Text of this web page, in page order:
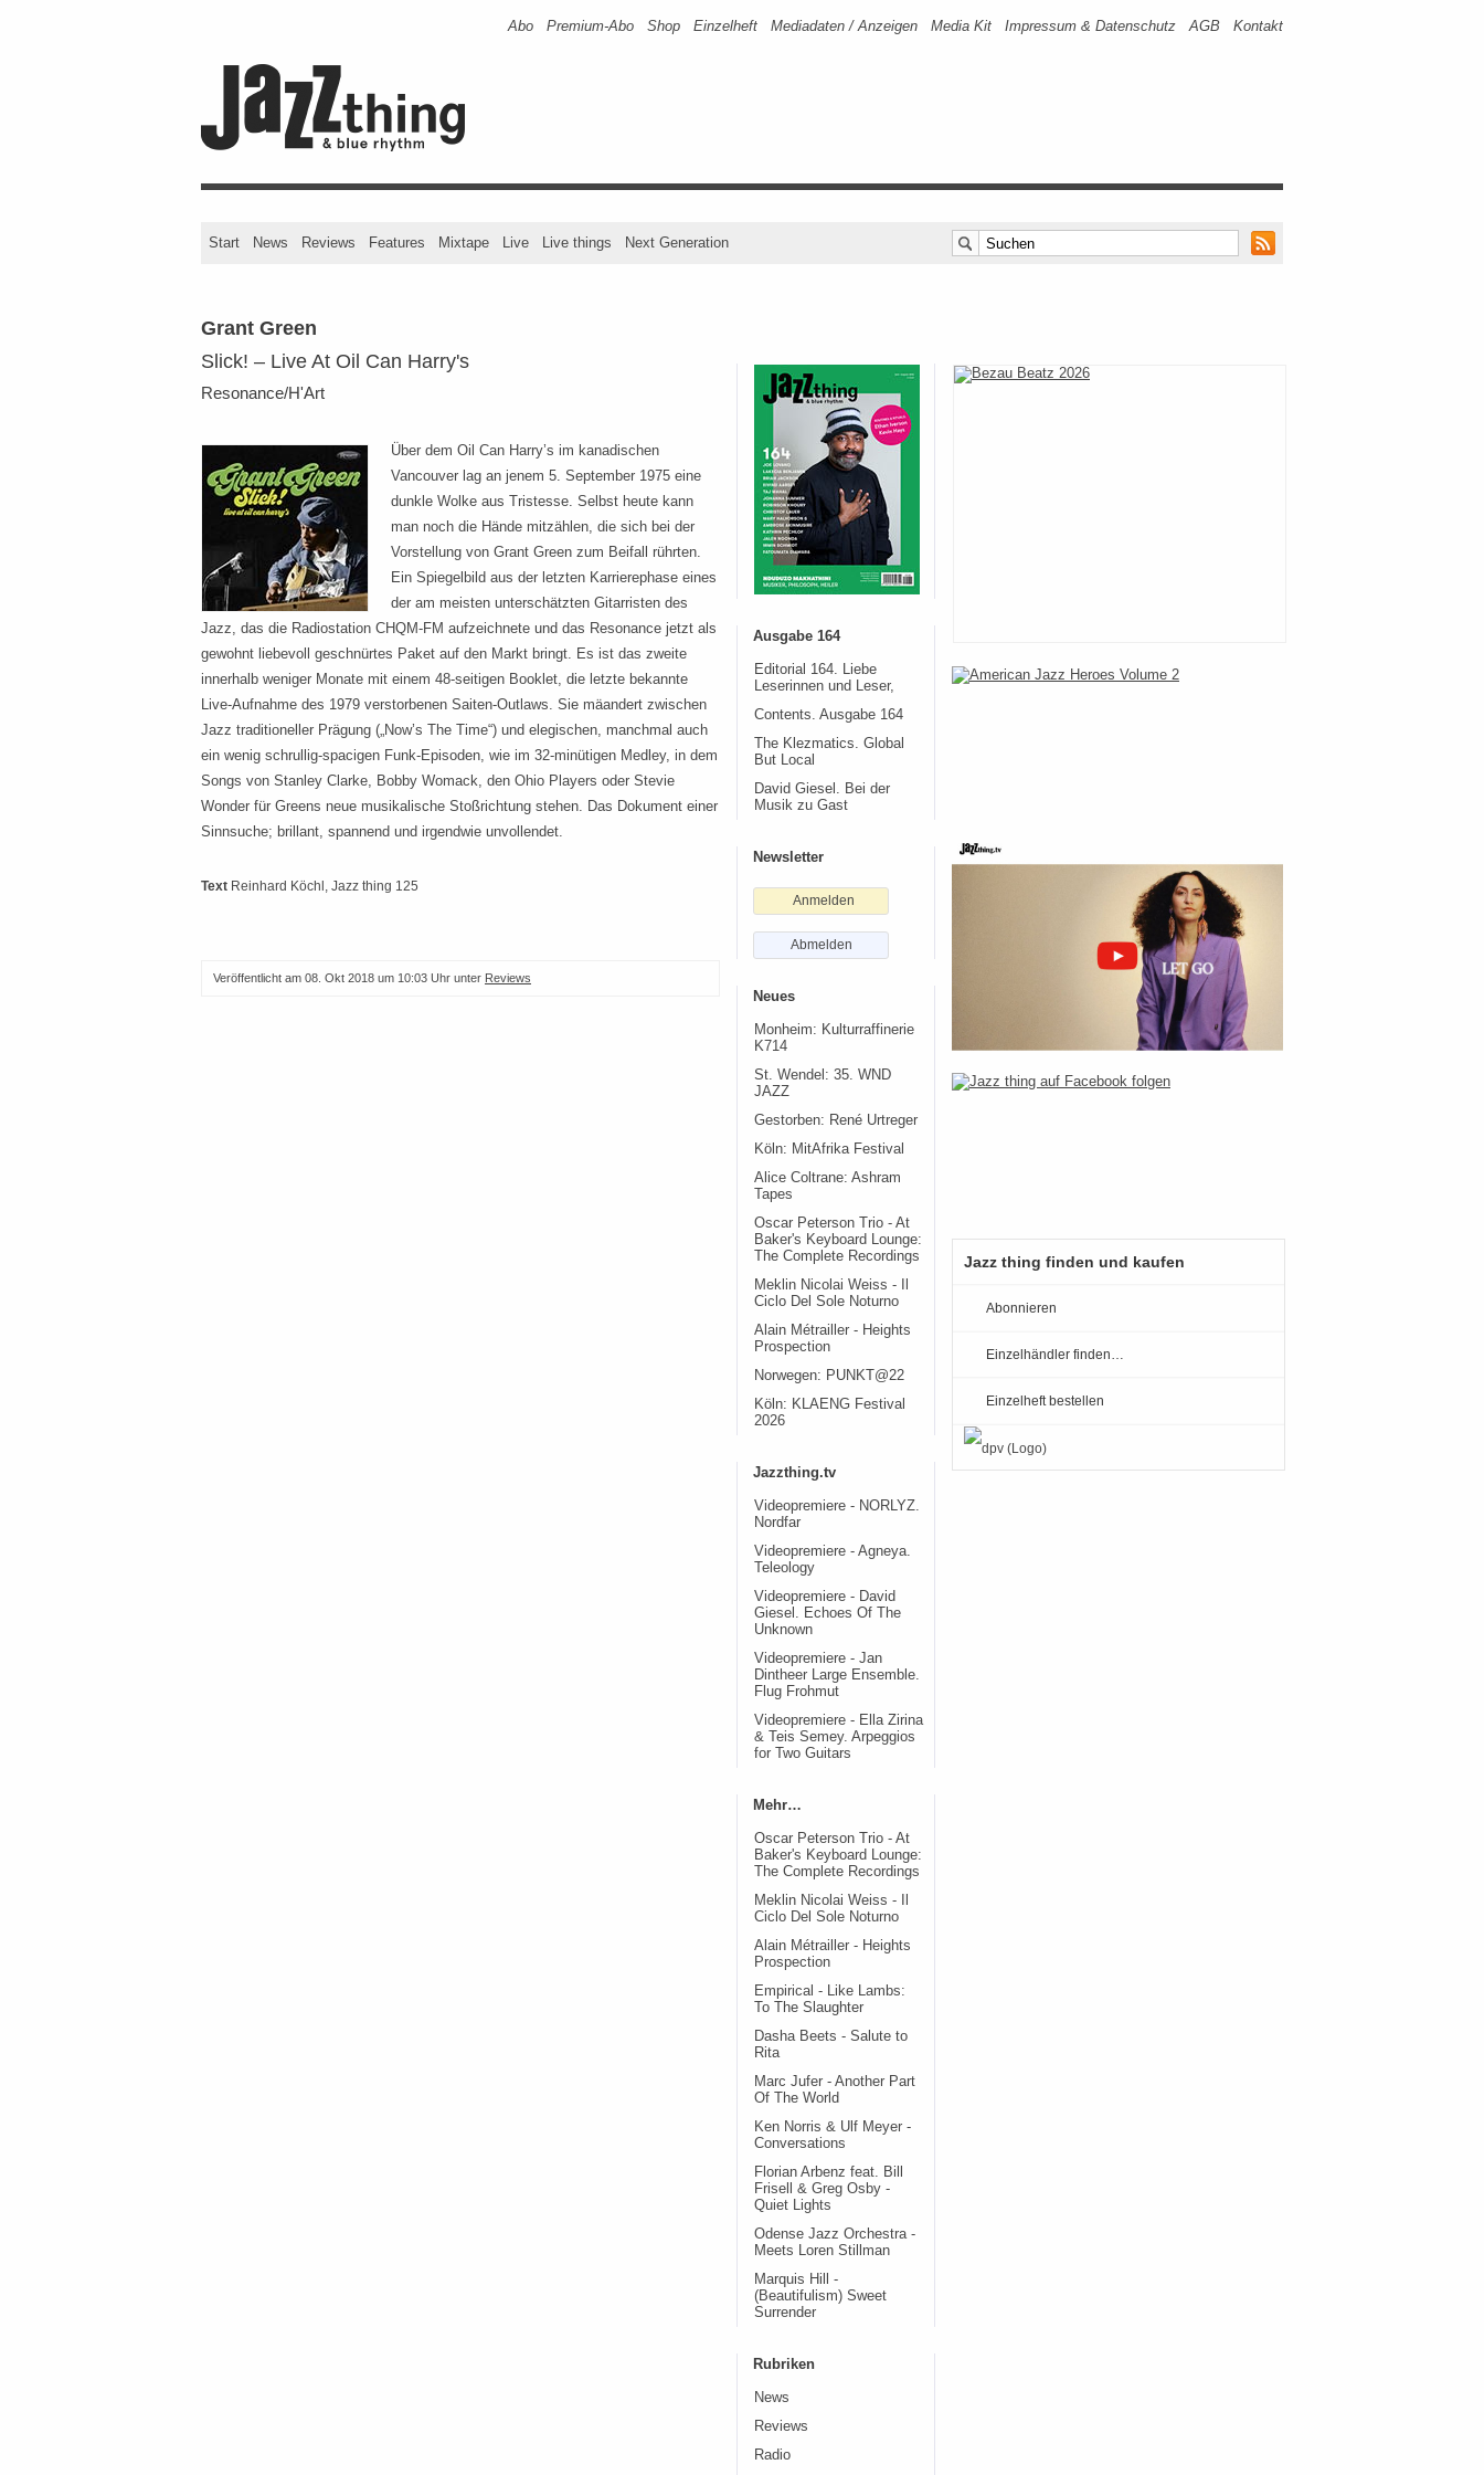
Abo Premium-Abo Shop Einzelheft Mediadaten / Anzeigen Media Kit Impressum & Datenschutz AGB Kontakt
Start News Reviews Features Mixtape Live Live things Next Generation
Grant Green
Slick! – Live At Oil Can Harry's
Resonance/H'Art
Über dem Oil Can Harry’s im kanadischen
Vancouver lag an jenem 5. September 1975 eine
dunkle Wolke aus Tristesse. Selbst heute kann
man noch die Hände mitzählen, die sich bei der
Vorstellung von Grant Green zum Beifall rührten.
Ein Spiegelbild aus der letzten Karrierephase eines
der am meisten unterschätzten Gitarristen des
Jazz, das die Radiostation CHQM-FM aufzeichnete und das Resonance jetzt als
gewohnt liebevoll geschnürtes Paket auf den Markt bringt. Es ist das zweite
innerhalb weniger Monate mit einem 48-seitigen Booklet, die letzte bekannte
Live-Aufnahme des 1979 verstorbenen Saiten-Outlaws. Sie mäandert zwischen
Jazz traditioneller Prägung („Now’s The Time“) und elegischen, manchmal auch
ein wenig schrullig-spacigen Funk-Episoden, wie im 32-minütigen Medley, in dem
Songs von Stanley Clarke, Bobby Womack, den Ohio Players oder Stevie
Wonder für Greens neue musikalische Stoßrichtung stehen. Das Dokument einer
Sinnsuche; brillant, spannend und irgendwie unvollendet.
Text Reinhard Köchl , Jazz thing 125
Veröffentlicht am 08. Okt 2018 um 10:03 Uhr unter Reviews
Ausgabe 164
Editorial 164. Liebe
Leserinnen und Leser,
Contents. Ausgabe 164
The Klezmatics. Global
But Local
David Giesel. Bei der
Musik zu Gast
Newsletter
Anmelden
Abmelden
Neues
Monheim: Kulturraffinerie
K714
St. Wendel: 35. WND
JAZZ
Gestorben: René Urtreger
Köln: MitAfrika Festival
Alice Coltrane: Ashram
Tapes
Oscar Peterson Trio - At
Baker's Keyboard Lounge:
The Complete Recordings
Meklin Nicolai Weiss - Il
Ciclo Del Sole Noturno
Alain Métrailler - Heights
Prospection
Norwegen: PUNKT@22
Köln: KLAENG Festival
2026
Jazzthing.tv
Videopremiere - NORLYZ.
Nordfar
Videopremiere - Agneya.
Teleology
Videopremiere - David
Giesel. Echoes Of The
Unknown
Videopremiere - Jan
Dintheer Large Ensemble.
Flug Frohmut
Videopremiere - Ella Zirina
& Teis Semey. Arpeggios
for Two Guitars
Mehr…
Oscar Peterson Trio - At
Baker's Keyboard Lounge:
The Complete Recordings
Meklin Nicolai Weiss - Il
Ciclo Del Sole Noturno
Alain Métrailler - Heights
Prospection
Empirical - Like Lambs:
To The Slaughter
Dasha Beets - Salute to
Rita
Marc Jufer - Another Part
Of The World
Ken Norris & Ulf Meyer -
Conversations
Florian Arbenz feat. Bill
Frisell & Greg Osby -
Quiet Lights
Odense Jazz Orchestra -
Meets Loren Stillman
Marquis Hill -
(Beautifulism) Sweet
Surrender
Rubriken
News
Reviews
Radio
Jazz thing finden und kaufen
Abonnieren
Einzelhändler finden…
Einzelheft bestellen